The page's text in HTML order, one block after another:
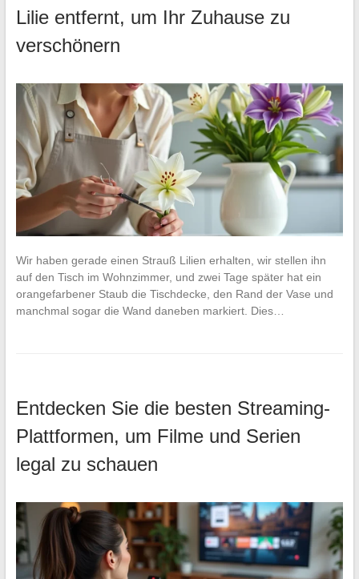
Lilie entfernt, um Ihr Zuhause zu
verschönern
Wir haben gerade einen Strauß Lilien erhalten, wir stellen ihn
auf den Tisch im Wohnzimmer, und zwei Tage später hat ein
orangefarbener Staub die Tischdecke, den Rand der Vase und
manchmal sogar die Wand daneben markiert. Dies…
Entdecken Sie die besten Streaming-
Plattformen, um Filme und Serien
legal zu schauen